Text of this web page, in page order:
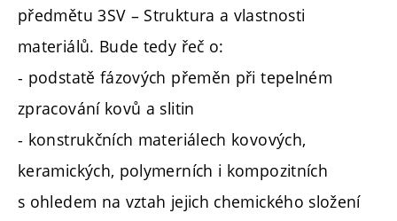
předmětu 3SV – Struktura a vlastnosti
materiálů. Bude tedy řeč o:
- podstatě fázových přeměn při tepelném
zpracování kovů a slitin
- konstrukčních materiálech kovových,
keramických, polymerních i kompozitních
s ohledem na vztah jejich chemického složení